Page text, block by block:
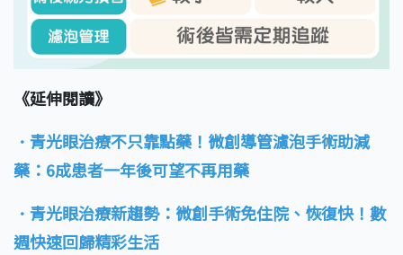
《延伸閱讀》
．青光眼治療不只靠點藥！微創導管濾泡手術助減
藥：6成患者一年後可望不再用藥
．青光眼治療新趨勢：微創手術免住院、恢復快！數
週快速回歸精彩生活